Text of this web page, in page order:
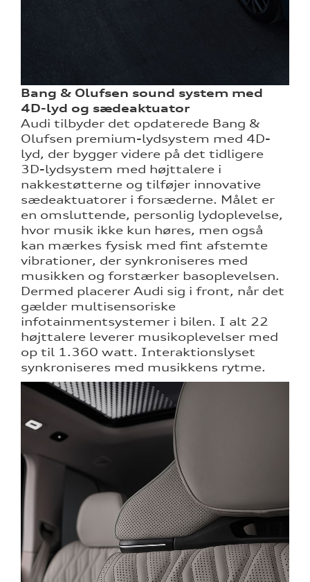
Bang & Olufsen sound system med
4D-lyd og sædeaktuator
Audi tilbyder det opdaterede Bang &
Olufsen premium-lydsystem med 4D-
lyd, der bygger videre på det tidligere
3D-lydsystem med højttalere i
nakkestøtterne og tilføjer innovative
sædeaktuatorer i forsæderne. Målet er
en omsluttende, personlig lydoplevelse,
hvor musik ikke kun høres, men også
kan mærkes fysisk med fint afstemte
vibrationer, der synkroniseres med
musikken og forstærker basoplevelsen.
Dermed placerer Audi sig i front, når det
gælder multisensoriske
infotainmentsystemer i bilen. I alt 22
højttalere leverer musikoplevelser med
op til 1.360 watt. Interaktionslyset
synkroniseres med musikkens rytme.